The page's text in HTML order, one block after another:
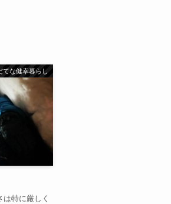
てな健幸暮らし
特に厳しく